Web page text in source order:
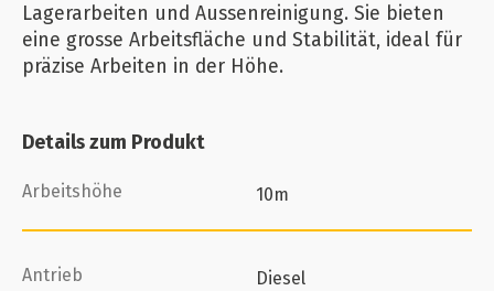
Lagerarbeiten und Aussenreinigung. Sie bieten
eine grosse Arbeitsfläche und Stabilität, ideal für
präzise Arbeiten in der Höhe.
Details zum Produkt
Arbeitshöhe 10m
Antrieb Diesel